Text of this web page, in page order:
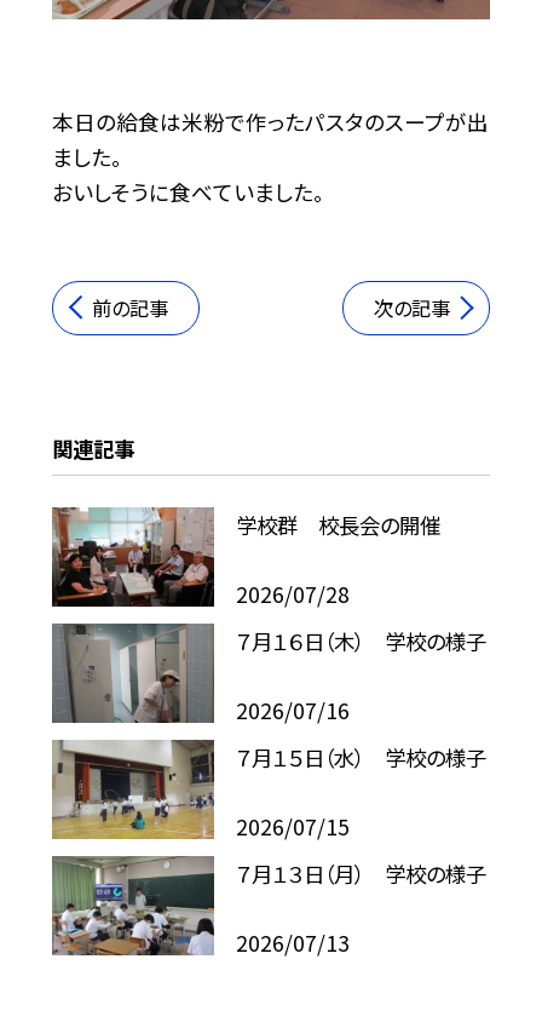
本日の給食は米粉で作ったパスタのスープが出
ました。
おいしそうに食べていました。
前の記事 次の記事
関連記事
学校群 校長会の開催
2026/07/28
７月１６日（木） 学校の様子
2026/07/16
７月１５日（水） 学校の様子
2026/07/15
７月１３日（月） 学校の様子
2026/07/13